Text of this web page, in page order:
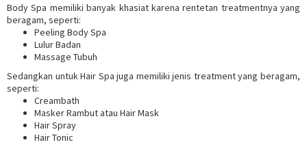
Body Spa memiliki banyak khasiat karena rentetan treatmentnya yang
beragam, seperti:
Peeling Body Spa
Lulur Badan
Massage Tubuh
Sedangkan untuk Hair Spa juga memiliki jenis treatment yang beragam,
seperti:
Creambath
Masker Rambut atau Hair Mask
Hair Spray
Hair Tonic